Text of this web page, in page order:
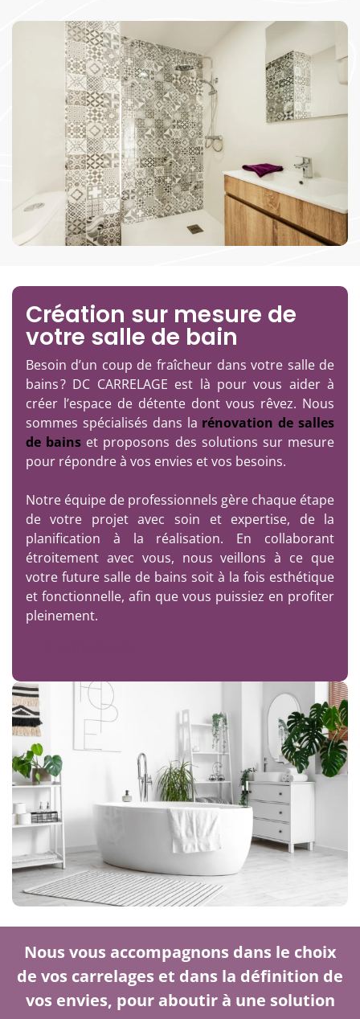
Création sur mesure de
votre salle de bain
Besoin d’un coup de fraîcheur dans votre salle de
bains ? DC CARRELAGE est là pour vous aider à
créer l’espace de détente dont vous rêvez. Nous
sommes spécialisés dans la rénovation de salles
de bainset proposons des solutions sur mesure
pour répondre à vos envies et vos besoins.
Notre équipe de professionnels gère chaque étape
de votre projet avec soin et expertise, de la
planification à la réalisation. En collaborant
étroitement avec vous, nous veillons à ce que
votre future salle de bains soit à la fois esthétique
et fonctionnelle, afin que vous puissiez en profiter
pleinement.
Nous vous accompagnons dans le choix
de vos carrelages et dans la définition de
vos envies, pour aboutir à une solution